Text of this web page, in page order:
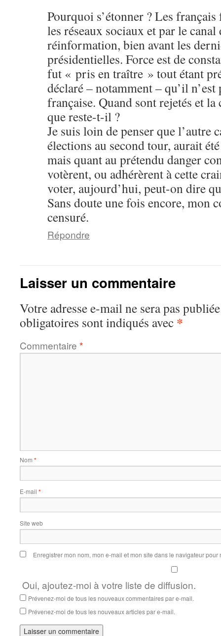
Pourquoi s’étonner ? Les
les réseaux sociaux et par le canal
réinformation, bien avant les
présidentielles. Force est de
fut « pris en traître » tout étant
déclaré – notamment – qu’il n’est
française. Quand sont rejetés et
que reste-t-il ?
Je suis loin de penser que l’autre
élections au second tour, aurait
mais quant au prétendu danger
votèrent, ou adhérèrent à cette
voter, aujourd’hui, peut-on dire
Sans doute une fois encore, mon
censuré.
Répondre
Laisser un commentaire
Votre adresse e-mail ne sera pas
obligatoires sont indiqués avec *
Commentaire *
Nom *
E-mail *
Site web
Enregistrer mon nom, mon e-mail et mon site dans le navigateur
Oui, ajoutez-moi à votre liste de diffusion.
Prévenez-moi de tous les nouveaux commentaires par e-mail.
Prévenez-moi de tous les nouveaux articles par e-mail.